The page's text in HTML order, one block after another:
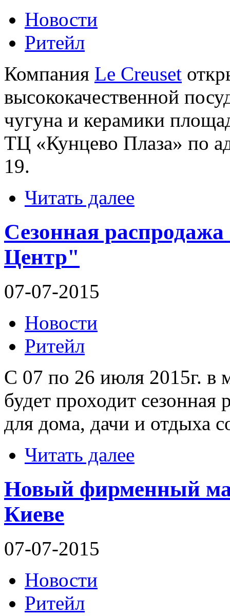
Новости
Ритейл
Компания Le Creuset
высококачественной
чугуна и керамики
ТЦ «Кунцево Плаза» по
19.
Читать далее
Сезонная
Центр"
07-07-2015
Новости
Ритейл
С 07 по 26 июля 2015г. в
будет проходит сезонная
для дома, дачи и отдыха
Читать далее
Новый фирменный
Киеве
07-07-2015
Новости
Ритейл